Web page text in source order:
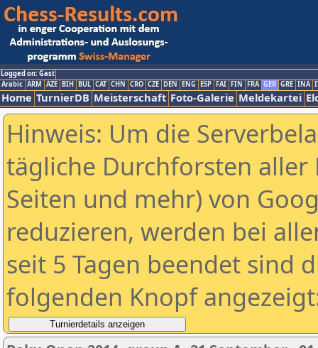
Logged on: Gast
Arabic ARM AZE BIH BUL CAT CHN CRO CZE DEN ENG ESP FAI FIN FRA GER GRE INA
Home TurnierDB Meisterschaft Foto-Galerie Meldekartei
Hinweis: Um die
tägliche Durchforsten aller
Seiten und mehr) von
reduzieren, werden bei
seit 5 Tagen beendet sind
folgenden Knopf